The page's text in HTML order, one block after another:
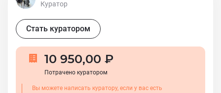
Куратор
Стать куратором
10 950,00 ₽
Потрачено куратором
Вы можете написать куратору, если у вас есть